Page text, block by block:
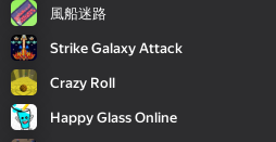
風船迷路
Strike Galaxy Attack
Crazy Roll
Happy Glass Online